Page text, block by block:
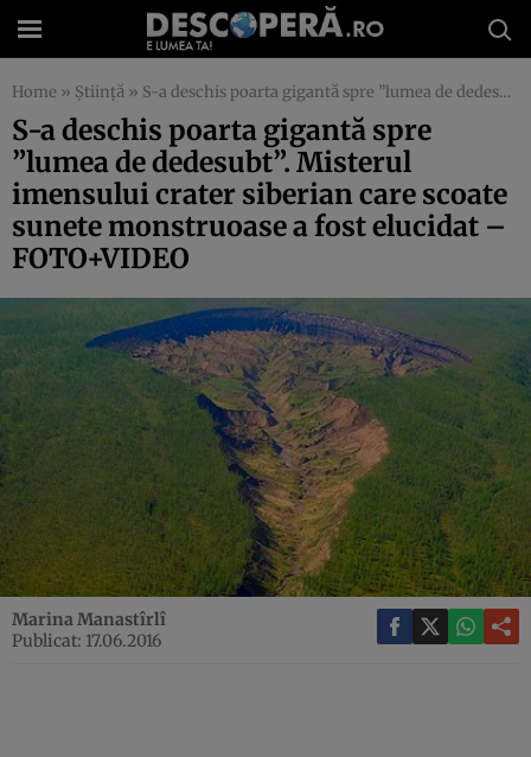
Home » Știință » S-a deschis poarta gigantă spre ”lumea de dedesubt”. Misterul imensului crater siberian care scoate sunete monstruoase a fost elucidat – FOTO+VIDEO
S-a deschis poarta gigantă spre
”lumea de dedesubt”. Misterul
imensului crater siberian care scoate
sunete monstruoase a fost elucidat –
FOTO+VIDEO
Marina Manastîrlî
Publicat: 17.06.2016